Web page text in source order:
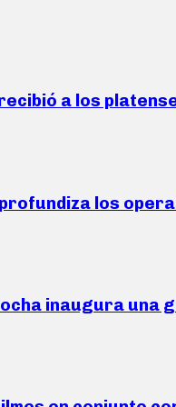
a los
los
inaugura una